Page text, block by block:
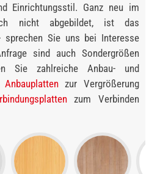
Einrichtungsstil. Ganz neu im
nicht abgebildet, ist das
Sie uns bei Interesse
sind auch Sondergrößen
Sie zahlreiche Anbau- und
Anbauplattenzur Vergrößerung
zum Verbinden